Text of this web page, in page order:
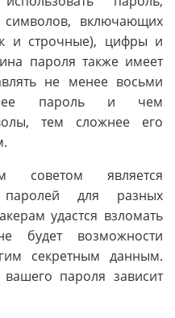
включающих
и строчные), цифры и
пароля также имеет
не менее восьми
пароль и чем
тем сложнее его
является
паролей для разных
удастся взломать
возможности
секретным данным.
пароля зависит